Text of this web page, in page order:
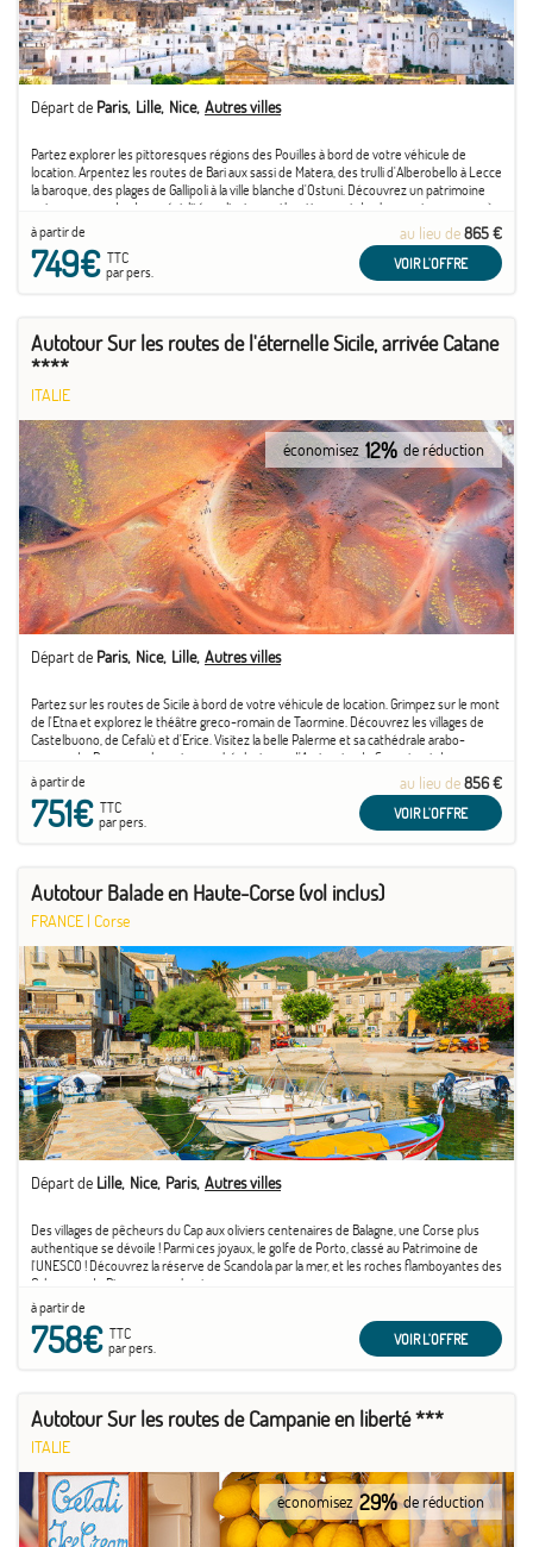
Départ de Paris Lille Nice Autres villes
Partez explorer les pittoresques régions des Pouilles à bord de votre véhicule de
location. Arpentez les routes de Bari aux sassi de Matera, des trulli d'Alberobello à Lecce
la baroque, des plages de Gallipoli à la ville blanche d'Ostuni. Découvrez un patrimoine
unique au monde, des spécialités culinaires authentiques et de charmants paysages à ...
à partir de
749€TTC
par pers.
au lieu de865 €
VOIR L'OFFRE
Autotour Sur les routes de l'éternelle Sicile, arrivée Catane
****
ITALIE
économisez 12% de réduction
Départ de Paris Nice Lille Autres villes
Partez sur les routes de Sicile à bord de votre véhicule de location. Grimpez sur le mont
de l'Etna et explorez le théâtre greco-romain de Taormine. Découvrez les villages de
Castelbuono, de Cefalù et d'Erice. Visitez la belle Palerme et sa cathédrale arabo-
normande. Parcourez les ruines archéologiques d'Agrigente, de Segeste et de
Syracuse. ...
à partir de
751€TTC
par pers.
au lieu de856 €
VOIR L'OFFRE
Autotour Balade en Haute-Corse (vol inclus)
FRANCE | Corse
Départ de Lille Nice Paris Autres villes
Des villages de pêcheurs du Cap aux oliviers centenaires de Balagne, une Corse plus
authentique se dévoile ! Parmi ces joyaux, le golfe de Porto, classé au Patrimoine de
l'UNESCO ! Découvrez la réserve de Scandola par la mer, et les roches flamboyantes des
Calanques de Piana, au couchant.
à partir de
758€TTC
par pers.
VOIR L'OFFRE
Autotour Sur les routes de Campanie en liberté ***
ITALIE
économisez 29% de réduction